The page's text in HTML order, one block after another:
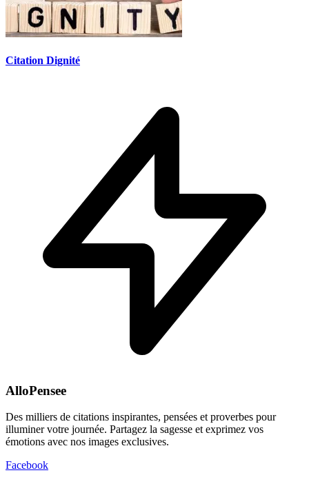
Citation Dignité
AlloPensee
Des milliers de citations inspirantes, pensées et proverbes pour
illuminer votre journée. Partagez la sagesse et exprimez vos
émotions avec nos images exclusives.
Facebook